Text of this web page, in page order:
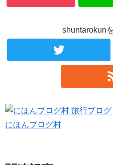
shuntarokun
にほんブログ村